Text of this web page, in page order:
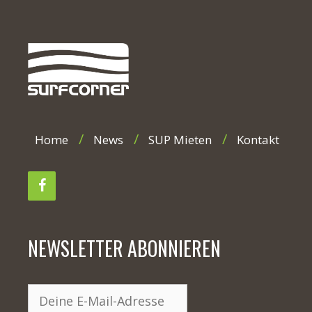
Home News SUP Mieten Kontakt
NEWSLETTER ABONNIEREN